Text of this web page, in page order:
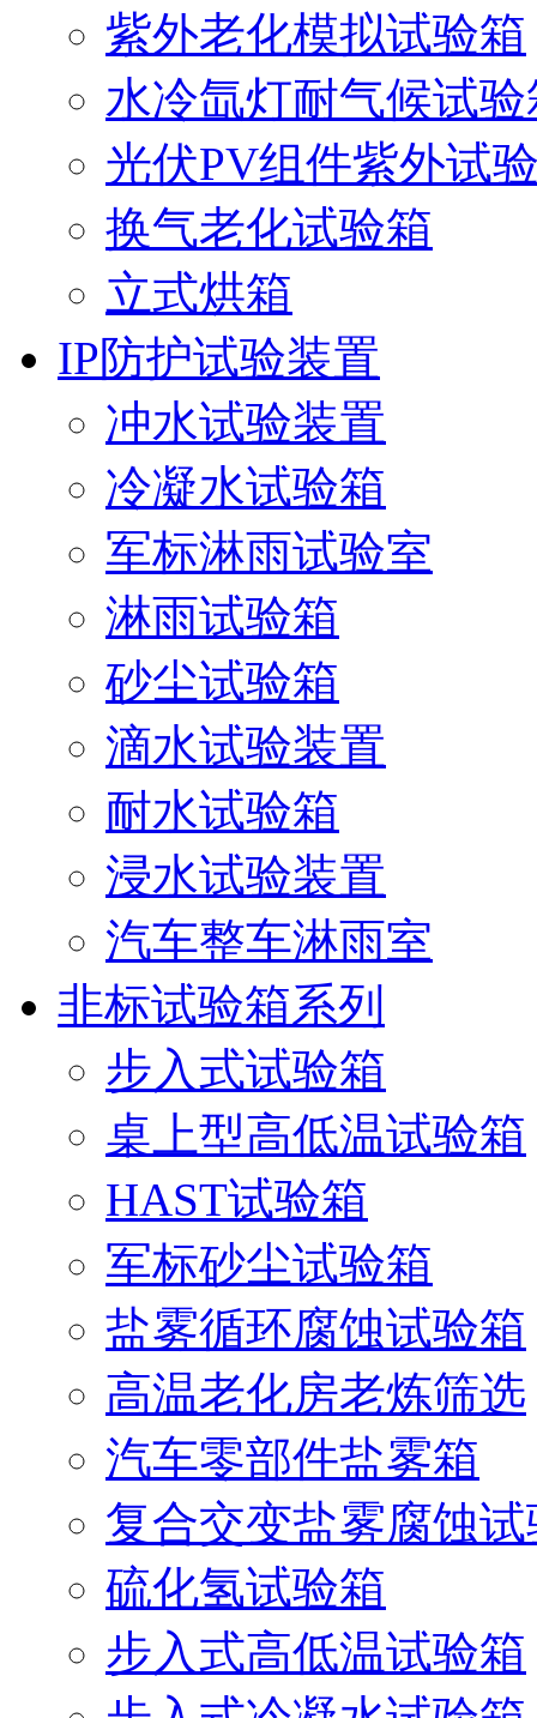
紫外老化模拟试验箱
水冷氙灯耐气候试验
光伏PV组件紫外试
换气老化试验箱
立式烘箱
IP防护试验装置
冲水试验装置
冷凝水试验箱
军标淋雨试验室
淋雨试验箱
砂尘试验箱
滴水试验装置
耐水试验箱
浸水试验装置
汽车整车淋雨室
非标试验箱系列
步入式试验箱
桌上型高低温试验箱
HAST试验箱
军标砂尘试验箱
盐雾循环腐蚀试验箱
高温老化房老炼筛选
汽车零部件盐雾箱
复合交变盐雾腐蚀
硫化氢试验箱
步入式高低温试验箱